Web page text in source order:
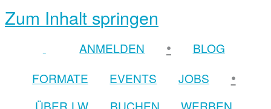
Zum Inhalt springen
ANMELDEN •
BLOG
FORMATE
EVENTS JOBS •